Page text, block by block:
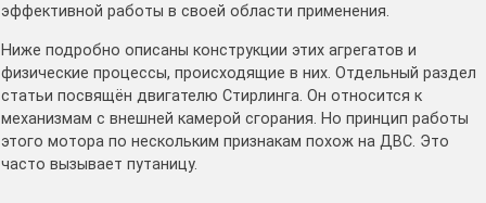
эффективной работы в своей области применения.
Ниже подробно описаны конструкции этих агрегатов и
физические процессы, происходящие в них. Отдельный раздел
статьи посвящён двигателю Стирлинга. Он относится к
механизмам с внешней камерой сгорания. Но принцип работы
этого мотора по нескольким признакам похож на ДВС. Это
часто вызывает путаницу.